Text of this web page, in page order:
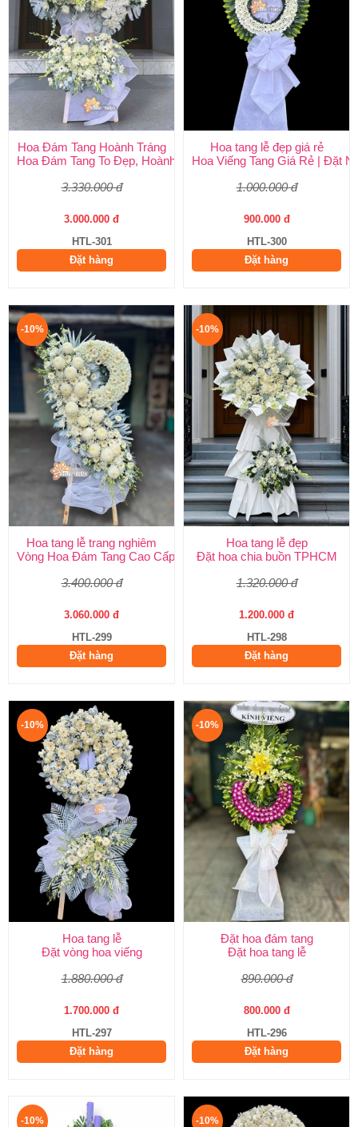
Hoa Đám Tang Hoành Tráng
Hoa Đám Tang To Đẹp, Hoành Tráng tại Huy Thảo
3.330.000 đ
3.000.000 đ
HTL-301
Đặt hàng
Hoa tang lễ đẹp giá rẻ
Hoa Viếng Tang Giá Rẻ | Đặt
1.000.000 đ
900.000 đ
HTL-300
Đặt hàng
-10%
Hoa tang lễ trang nghiêm
Vòng Hoa Đám Tang Cao Cấp | Sang Trọng, Giao Nhanh
3.400.000 đ
3.060.000 đ
HTL-299
Đặt hàng
-10%
Hoa tang lễ đẹp
Đặt hoa chia buồn TPHCM
1.320.000 đ
1.200.000 đ
HTL-298
Đặt hàng
-10%
Hoa tang lễ
Đặt vòng hoa viếng
1.880.000 đ
1.700.000 đ
HTL-297
Đặt hàng
-10%
Đặt hoa đám tang
Đặt hoa tang lễ
890.000 đ
800.000 đ
HTL-296
Đặt hàng
-10% -10%